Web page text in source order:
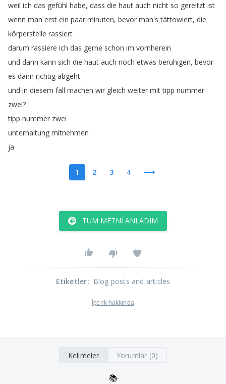
weil ich das gefühl habe, dass die haut auch nicht so gereitzt ist
wenn man erst ein paar minuten, bevor man's tättowiert, die
körperstelle rassiert
darum rassiere ich das gerne schon im vornherein
und dann kann sich die haut auch noch etwas beruhigen, bevor
es dann richtig abgeht
und in diesem fall machen wir gleich weiter mit tipp nummer
zwei?
tipp nummer zwei
unterhaltung mitnehmen
ja
1 2 3 4
TÜM METNI ANLADIM
Etiketler: Blog posts and articles
İçerik hakkında
Kelimeler Yorumlar (0)
📚